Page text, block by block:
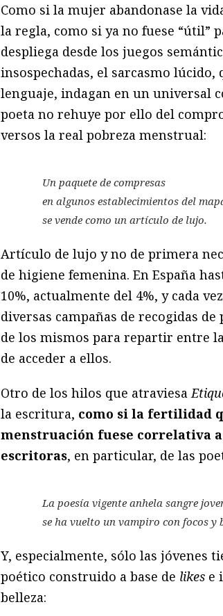
Como si la mujer abandonase la
la regla, como si ya no fuese “útil”
despliega desde los juegos
insospechadas, el sarcasmo
lenguaje, indagan en un universal
poeta no rehuye por ello del
versos la real pobreza menstrual:
Un paquete de compresas
en algunos establecimientos del
se vende como un artículo de lujo.
Artículo de lujo y no de primera
de higiene femenina. En España
10%, actualmente del 4%, y cada
diversas campañas de recogidas
de los mismos para repartir entre
de acceder a ellos.
Otro de los hilos que atraviesa
la escritura, como si la fertilidad
menstruación fuese correlativa
escritoras, en particular, de las
La poesía vigente anhela sangre
se ha vuelto un vampiro con focos y
Y, especialmente, sólo las jóvenes
poético construido a base de likes e
belleza: